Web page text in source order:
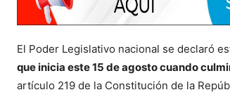
El Poder Legislativo nacional se declaró
que inicia este 15 de agosto cuando
artículo 219 de la Constitución de la